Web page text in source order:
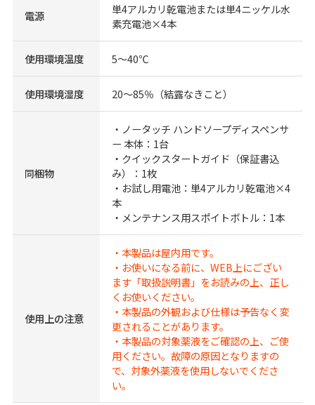
電源
単4アルカリ乾電池または単4ニッケル水
素充電池×4本
使用環境温度 5～40℃
使用環境湿度 20～85％（結露なきこと）
同梱物
・ノータッチ ハンドソープディスペンサ
ー 本体：1台
・クイックスタートガイド（保証書込
み）：1枚
・お試し用電池：単4アルカリ乾電池×4
本
・メンテナンス用スポイトボトル：1本
使用上の注意
・本製品は屋内用です。
・お使いになる前に、WEB上にござい
ます「取扱説明書」をお読みの上、正し
くお使いください。
・本製品の外観および仕様は予告なく変
更されることがあります。
・本製品の対象薬液をご確認の上、ご使
用ください。故障の原因となりますの
で、対象外薬液を使用しないでくださ
い。